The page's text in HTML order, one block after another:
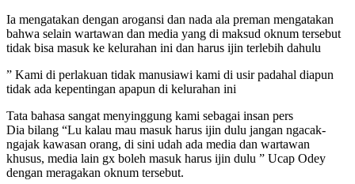
Ia mengatakan dengan arogansi dan nada ala preman mengatakan
bahwa selain wartawan dan media yang di maksud oknum tersebut
tidak bisa masuk ke kelurahan ini dan harus ijin terlebih dahulu
” Kami di perlakuan tidak manusiawi kami di usir padahal diapun
tidak ada kepentingan apapun di kelurahan ini
Tata bahasa sangat menyinggung kami sebagai insan pers
Dia bilang “Lu kalau mau masuk harus ijin dulu jangan ngacak-
ngajak kawasan orang, di sini udah ada media dan wartawan
khusus, media lain gx boleh masuk harus ijin dulu ” Ucap Odey
dengan meragakan oknum tersebut.